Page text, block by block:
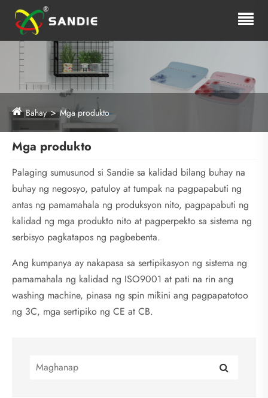
Bahay Mga produkto
Mga produkto
Palaging sumusunod si Sandie sa kalidad bilang buhay na
buhay ng negosyo, patuloy at tumpak na pagpapabuti ng
antas ng pamamahala ng produksyon nito, pagpapabuti ng
kalidad ng mga produkto nito at pagperpekto sa sistema ng
serbisyo pagkatapos ng pagbebenta.
Ang kumpanya ay nakapasa sa sertipikasyon ng sistema ng
pamamahala ng kalidad ng ISO9001 at pati na rin ang
washing machine, pinasa ng spin mīkini ang pagpapatotoo
ng 3C, mga sertipiko ng CE at CB.